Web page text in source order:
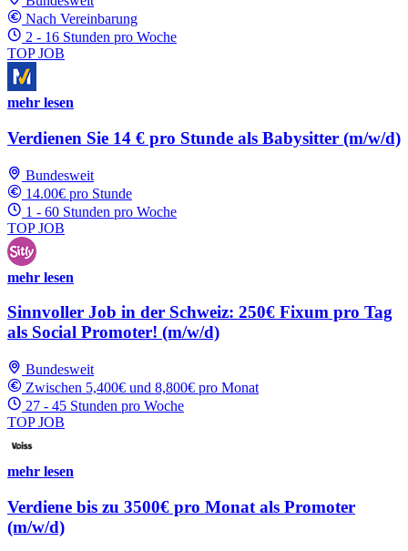
Nach Vereinbarung
2 - 16 Stunden pro Woche
TOP JOB
mehr lesen
Verdienen Sie 14 € pro Stunde als Babysitter (m/w/d)
Bundesweit
14.00€ pro Stunde
1 - 60 Stunden pro Woche
TOP JOB
mehr lesen
Sinnvoller Job in der Schweiz: 250€ Fixum pro Tag
als Social Promoter! (m/w/d)
Bundesweit
Zwischen 5,400€ und 8,800€ pro Monat
27 - 45 Stunden pro Woche
TOP JOB
mehr lesen
Verdiene bis zu 3500€ pro Monat als Promoter
(m/w/d)